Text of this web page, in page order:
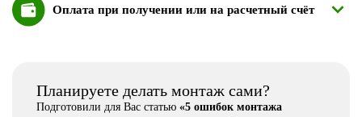
Оплата при получении или на расчетный счёт
Планируете делать монтаж сами?
Подготовили для Вас статью «5 ошибок монтажа